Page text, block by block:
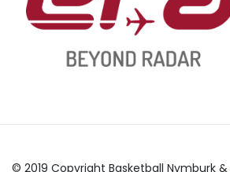
© 2019 Copyright Basketball Nymburk &